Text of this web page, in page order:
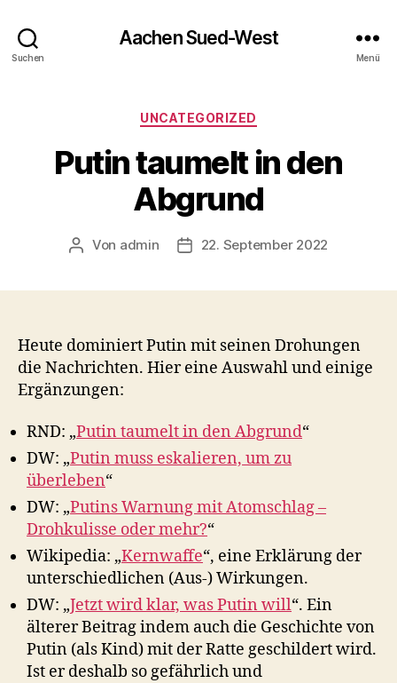
Suchen
Aachen Sued-West
Menü
Kategorien
UNCATEGORIZED
Putin taumelt in den
Abgrund
Beitragsautor
Von admin Veröffentlichungsdatum
22. September 2022
Heute dominiert Putin mit seinen Drohungen
die Nachrichten. Hier eine Auswahl und einige
Ergänzungen:
RND: „Putin taumelt in den Abgrund“
DW: „Putin muss eskalieren, um zu
überleben“
DW: „Putins Warnung mit Atomschlag –
Drohkulisse oder mehr?“
Wikipedia: „Kernwaffe“, eine Erklärung der
unterschiedlichen (Aus-) Wirkungen.
DW: „Jetzt wird klar, was Putin will“. Ein
älterer Beitrag indem auch die Geschichte von
Putin (als Kind) mit der Ratte geschildert wird.
Ist er deshalb so gefährlich und